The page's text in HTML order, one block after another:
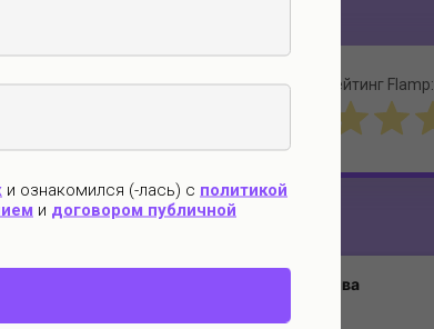
2GIS: 5/5 Рейтинг Flamp:
Ольга Вавилова
и ознакомился (-лась) с политикой
и договором публичной